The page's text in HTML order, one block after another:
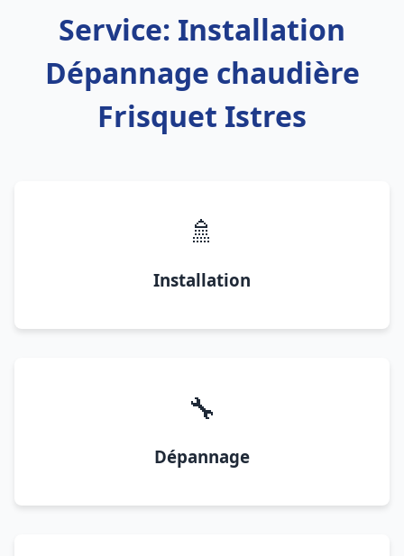
Service: Installation
Dépannage chaudière
Frisquet Istres
🚿
Installation
🔧
Dépannage